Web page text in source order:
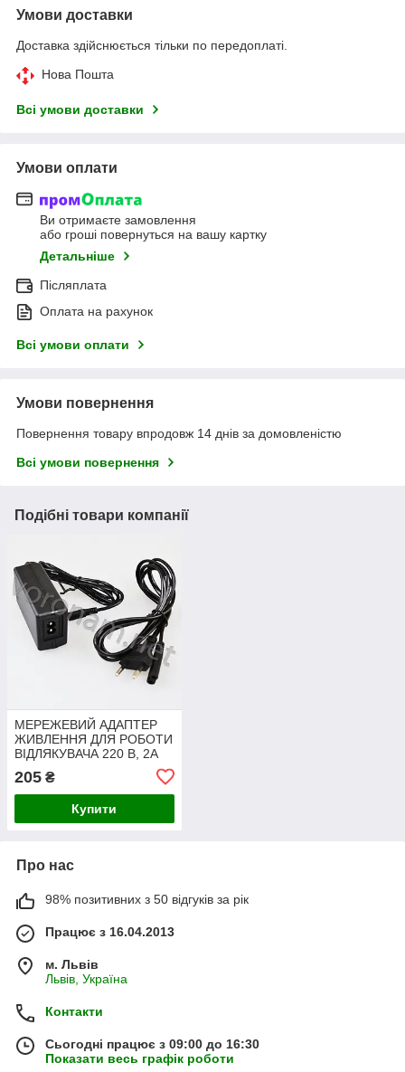
Умови доставки
Доставка здійснюється тільки по передоплаті.
Нова Пошта
Всі умови доставки
Умови оплати
Ви отримаєте замовлення
або гроші повернуться на вашу картку
Детальніше
Післяплата
Оплата на рахунок
Всі умови оплати
Умови повернення
Повернення товару впродовж 14 днів за домовленістю
Всі умови повернення
Подібні товари компанії
МЕРЕЖЕВИЙ АДАПТЕР
ЖИВЛЕННЯ ДЛЯ РОБОТИ
ВІДЛЯКУВАЧА 220 В, 2А
205 ₴
Купити
Про нас
98% позитивних з 50 відгуків за рік
Працює з 16.04.2013
м. Львів
Львів, Україна
Контакти
Сьогодні працює з 09:00 до 16:30
Показати весь графік роботи